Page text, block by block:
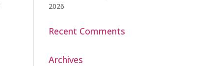
2026
Recent Comments
Archives